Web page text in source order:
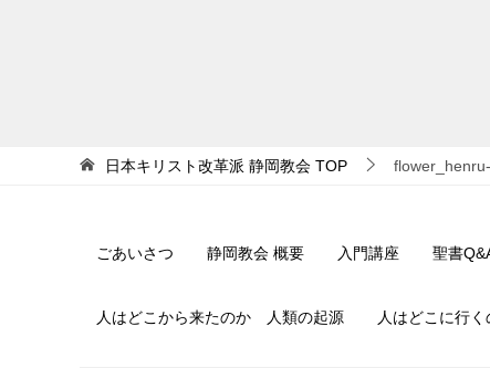
日本キリスト改革派 静岡教会 TOP
ごあいさつ 静岡教会 概要 入門講座 聖書
人はどこから来たのか 人類の起源 人はどこに行